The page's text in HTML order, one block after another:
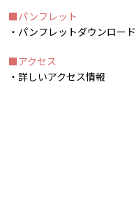
パンフレット
パンフレットダウンロード
アクセス
詳しいアクセス情報